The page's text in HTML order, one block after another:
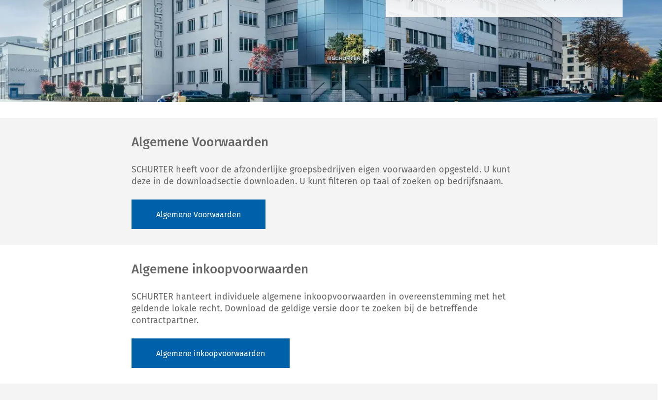
Algemene Voorwaarden
SCHURTER heeft voor de afzonderlijke groepsbedrijven eigen voorwaarden opgesteld. U kunt
deze in de downloadsectie downloaden. U kunt filteren op taal of zoeken op bedrijfsnaam.
Algemene Voorwaarden
Algemene inkoopvoorwaarden
SCHURTER hanteert individuele algemene inkoopvoorwaarden in overeenstemming met het
geldende lokale recht. Download de geldige versie door te zoeken bij de betreffende
contractpartner.
Algemene inkoopvoorwaarden